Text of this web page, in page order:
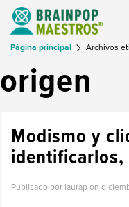
Página principal Archivos
origen
Modismo y
identificarlos,
Publicado por laurap on